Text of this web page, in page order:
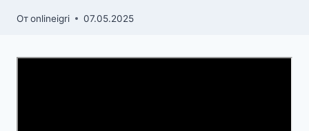
Отonlineigri 07.05.2025